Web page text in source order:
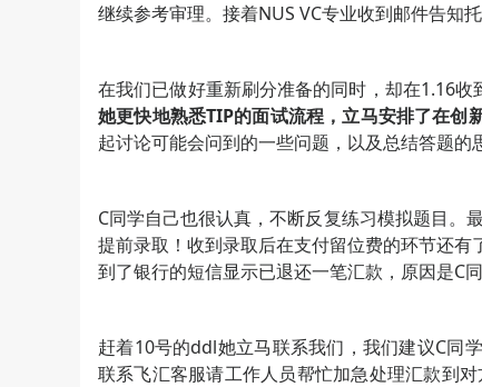
继续参考审理。接着NUS VC专业收到邮件告知
在我们已做好重新刷分准备的同时，却在1.16
她更快地熟悉TIP的面试流程，立马安排了在创
起讨论可能会问到的一些问题，以及总结答题的
C同学自己也很认真，不断反复练习模拟题目。
提前录取！收到录取后在支付留位费的环节还
到了银行的短信显示已退还一笔汇款，原因是C
赶着10号的ddl她立马联系我们，我们建议C同
联系飞汇客服请工作人员帮忙加急处理汇款到